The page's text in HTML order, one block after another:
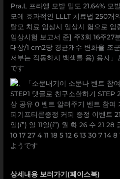
상세내용 보러가기(페이스북)